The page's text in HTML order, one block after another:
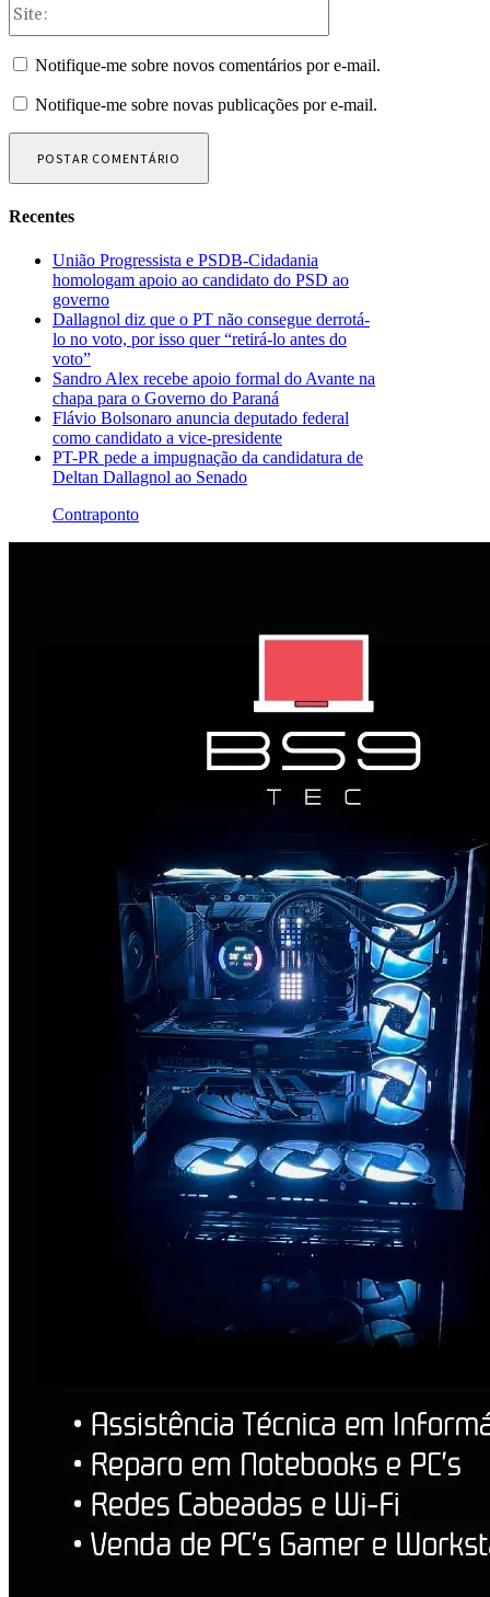
Notifique-me sobre novos comentários por e-mail.
Notifique-me sobre novas publicações por e-mail.
Recentes
União Progressista e PSDB-Cidadania
homologam apoio ao candidato do PSD ao
governo
Dallagnol diz que o PT não consegue derrotá-
lo no voto, por isso quer “retirá-lo antes do
voto”
Sandro Alex recebe apoio formal do Avante na
chapa para o Governo do Paraná
Flávio Bolsonaro anuncia deputado federal
como candidato a vice-presidente
PT-PR pede a impugnação da candidatura de
Deltan Dallagnol ao Senado
Contraponto